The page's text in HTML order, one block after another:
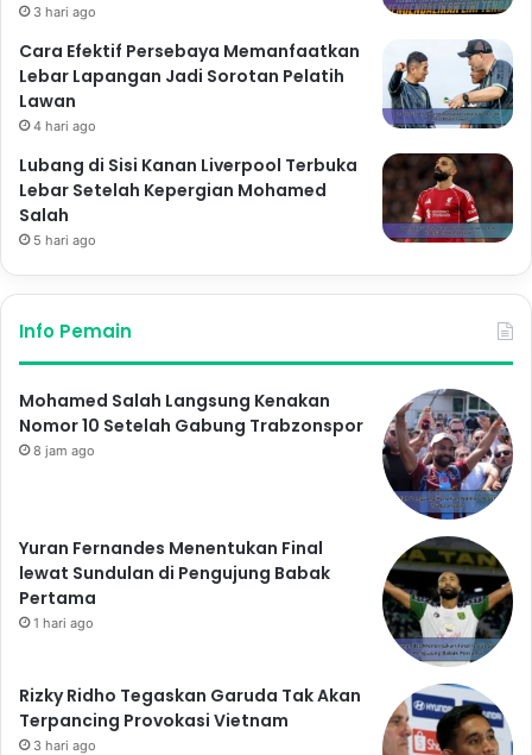
3 hari ago
Cara Efektif Persebaya Memanfaatkan
Lebar Lapangan Jadi Sorotan Pelatih
Lawan
4 hari ago
Lubang di Sisi Kanan Liverpool Terbuka
Lebar Setelah Kepergian Mohamed
Salah
5 hari ago
Info Pemain
Mohamed Salah Langsung Kenakan
Nomor 10 Setelah Gabung Trabzonspor
8 jam ago
Yuran Fernandes Menentukan Final
lewat Sundulan di Pengujung Babak
Pertama
1 hari ago
Rizky Ridho Tegaskan Garuda Tak Akan
Terpancing Provokasi Vietnam
3 hari ago